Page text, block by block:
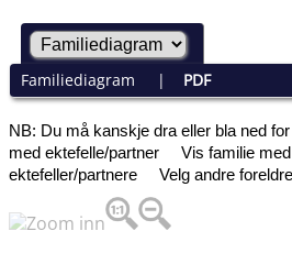
Familiediagram | PDF
NB: Du må kanskje dra eller bla ned
med ektefelle/partner
Vis familie
ektefeller/partnere
Velg andre foreldre